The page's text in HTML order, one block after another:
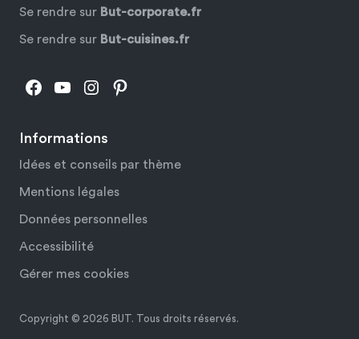
Informations
Idées et conseils par thème
Mentions légales
Données personnelles
Accessibilité
Gérer mes cookies
Se rendre sur But-corporate.fr
Se rendre sur But-cuisines.fr
Facebook
YouTube
Instagram
Pinterest
Copyright © 2026 BUT. Tous droits réservés.